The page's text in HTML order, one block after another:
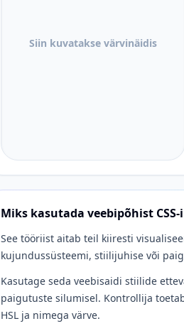
Siin kuvatakse värvinäidis
Miks kasutada veebipõhist
See tööriist aitab teil kiiresti
kujundussüsteemi, stiilijuhise või
Kasutage seda veebisaidi stiilide
paigutuste silumisel. Kontrollija
HSL ja nimega värve.